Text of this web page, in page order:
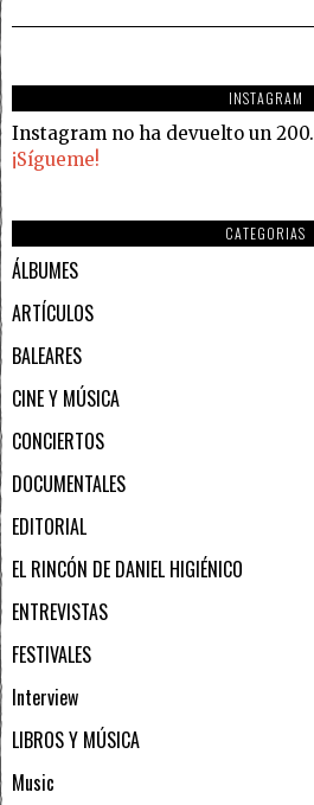
INSTAGRAM
Instagram no ha devuelto un 200.
¡Sígueme!
CATEGORIAS
ÁLBUMES
ARTÍCULOS
BALEARES
CINE Y MÚSICA
CONCIERTOS
DOCUMENTALES
EDITORIAL
EL RINCÓN DE DANIEL HIGIÉNICO
ENTREVISTAS
FESTIVALES
Interview
LIBROS Y MÚSICA
Music